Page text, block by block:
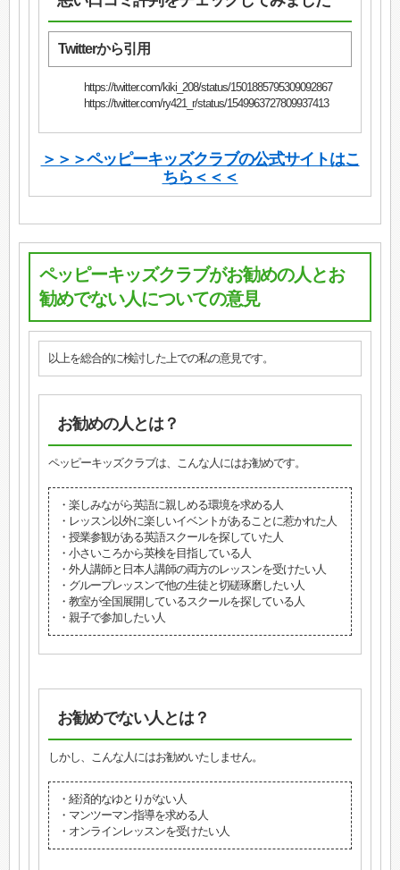
Twitterから引用
https://twitter.com/kiki_208/status/1501885795309092867
https://twitter.com/ry421_r/status/1549963727809937413
＞＞＞ペッピーキッズクラブの公式サイトはこ
ちら＜＜＜
ペッピーキッズクラブがお勧めの人とお
勧めでない人についての意見
以上を総合的に検討した上での私の意見です。
お勧めの人とは？
ペッピーキッズクラブは、こんな人にはお勧めです。
・楽しみながら英語に親しめる環境を求める人
・レッスン以外に楽しいイベントがあることに惹かれた人
・授業参観がある英語スクールを探していた人
・小さいころから英検を目指している人
・外人講師と日本人講師の両方のレッスンを受けたい人
・グループレッスンで他の生徒と切磋琢磨したい人
・教室が全国展開しているスクールを探している人
・親子で参加したい人
お勧めでない人とは？
しかし、こんな人にはお勧めいたしません。
・経済的なゆとりがない人
・マンツーマン指導を求める人
・オンラインレッスンを受けたい人